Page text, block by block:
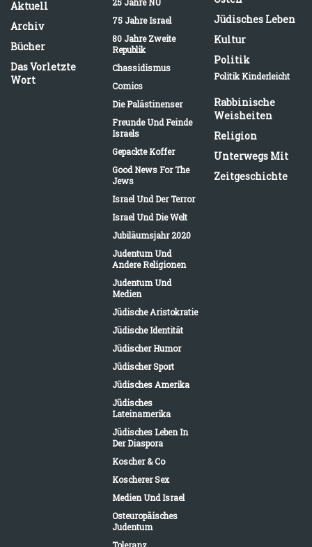
Aktuell
Archiv
Bücher
Das Vorletzte
Wort
75 Jahre Israel
80 Jahre Zweite
Republik
Chassidismus
Comics
Die Palästinenser
Freunde Und Feinde
Israels
Gepackte Koffer
Good News For The
Jews
Israel Und Der Terror
Israel Und Die Welt
Jubiläumsjahr 2020
Judentum Und
Andere Religionen
Judentum Und
Medien
Jüdische Aristokratie
Jüdische Identität
Jüdischer Humor
Jüdischer Sport
Jüdisches Amerika
Jüdisches
Lateinamerika
Jüdisches Leben In
Der Diaspora
Koscher & Co
Koscherer Sex
Medien Und Israel
Osteuropäisches
Judentum
Toleranz
Jüdisches Leben
Kultur
Politik
Politik Kinderleicht
Rabbinische
Weisheiten
Religion
Unterwegs Mit
Zeitgeschichte